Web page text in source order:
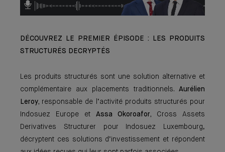
DÉCOUVREZ LE PREMIER ÉPISODE : LES PRODUITS
STRUCTURÉS DECRYPTÉS
Les produits structurés sont une solution alternative et
complémentaire aux placements traditionnels. Aurélien
Leroy, responsable de l’activité produits structurés pour
Indosuez Europe et Assa Okoroafor, Cross Assets
Derivatives Structurer pour Indosuez Luxembourg,
décryptent ces solutions d’investissement et répondent